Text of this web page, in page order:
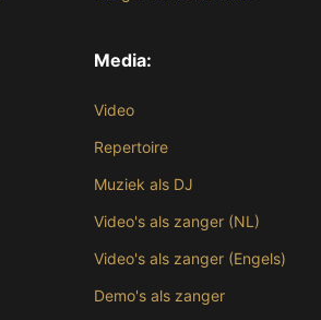
Media:
Video
Repertoire
Muziek als DJ
Video's als zanger (NL)
Video's als zanger (Engels)
Demo's als zanger